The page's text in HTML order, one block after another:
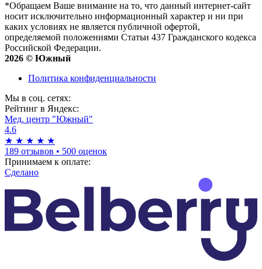
*Обращаем Ваше внимание на то, что данный интернет-сайт
носит исключительно информационный характер и ни при
каких условиях не является публичной офертой,
определяемой положениями Статьи 437 Гражданского кодекса
Российской Федерации.
2026 © Южный
Политика конфиденциальности
Мы в соц. сетях:
Рейтинг в Яндекс:
Мед. центр "Южный"
4.6
★ ★ ★ ★ ★
189 отзывов • 500 оценок
Принимаем к оплате:
Сделано